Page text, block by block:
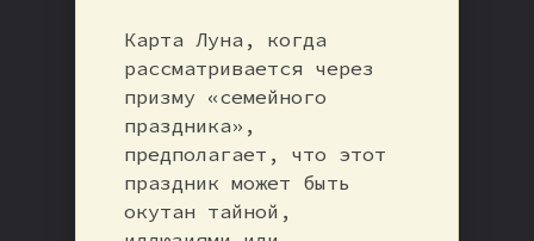
Карта Луна, когда
рассматривается через
призму «семейного
праздника»,
предполагает, что этот
праздник может быть
окутан тайной,